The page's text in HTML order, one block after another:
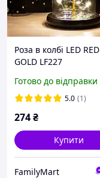
Роза в колбі LED RED
GOLD LF227
Готово до відправки
5.0 (1)
274₴
Купити
FamilyMart